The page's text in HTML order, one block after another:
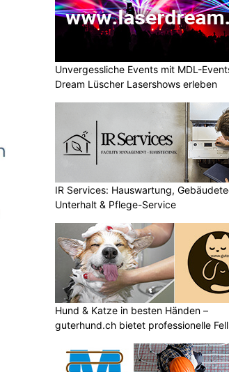
Unvergessliche Events mit MDL-
Dream Lüscher Lasershows erleben
IR Services: Hauswartung,
Unterhalt & Pflege-Service
Hund & Katze in besten Händen –
guterhund.ch bietet professionelle